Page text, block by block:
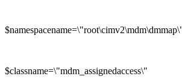
$classname=\"mdm_assignedaccess\"